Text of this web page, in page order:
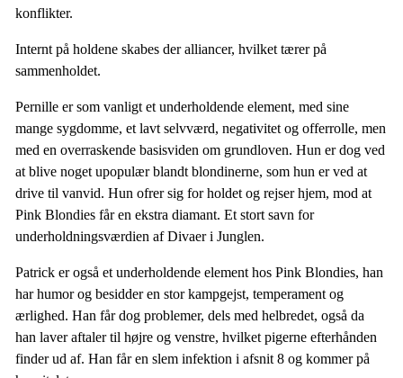
konflikter.
Internt på holdene skabes der alliancer, hvilket tærer på
sammenholdet.
Pernille er som vanligt et underholdende element, med sine
mange sygdomme, et lavt selvværd, negativitet og offerrolle, men
med en overraskende basisviden om grundloven. Hun er dog ved
at blive noget upopulær blandt blondinerne, som hun er ved at
drive til vanvid. Hun ofrer sig for holdet og rejser hjem, mod at
Pink Blondies får en ekstra diamant. Et stort savn for
underholdningsværdien af Divaer i Junglen.
Patrick er også et underholdende element hos Pink Blondies, han
har humor og besidder en stor kampgejst, temperament og
ærlighed. Han får dog problemer, dels med helbredet, også da
han laver aftaler til højre og venstre, hvilket pigerne efterhånden
finder ud af. Han får en slem infektion i afsnit 8 og kommer på